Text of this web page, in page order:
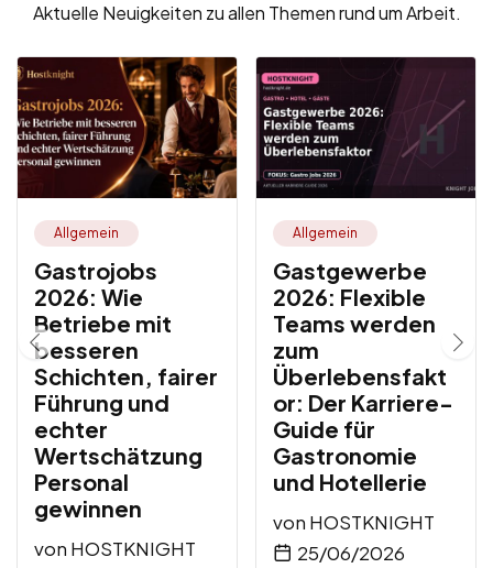
Aktuelle Neuigkeiten zu allen Themen rund um Arbeit.
Allgemein
Gastrojobs
2026: Wie
Betriebe mit
besseren
Schichten, fairer
Führung und
echter
Wertschätzung
Personal
gewinnen
von HOSTKNIGHT
Allgemein
Gastgewerbe
2026: Flexible
Teams werden
zum
Überlebensfakt
or: Der Karriere-
Guide für
Gastronomie
und Hotellerie
von HOSTKNIGHT
25/06/2026